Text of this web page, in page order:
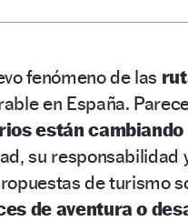
fenómeno de las
en España.
están cambiando
su responsabilidad
de turismo
de aventura o